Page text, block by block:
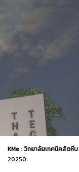
KMe: วิทยาลัยเทคนิคสัตหีบ
20250